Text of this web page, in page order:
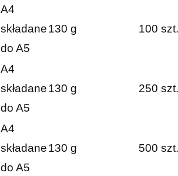
A4
składane
do A5
130 g 100 szt.
A4
składane
do A5
130 g 250 szt.
A4
składane
do A5
130 g 500 szt.